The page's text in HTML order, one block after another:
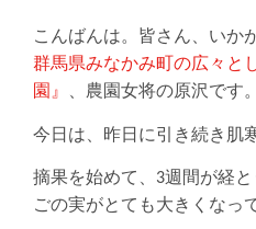
こんばんは。皆さん、いか
群馬県みなかみ町の広々と
園』
、農園女将の原沢です。
今日は、昨日に引き続き肌
摘果を始めて、3週間が経
ごの実がとても大きくなっ